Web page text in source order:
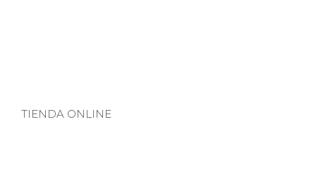
TIENDA ONLINE